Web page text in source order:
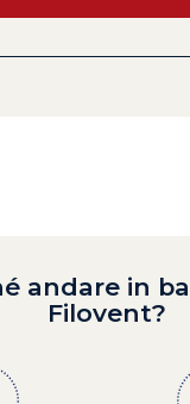
andare in
Filovent?